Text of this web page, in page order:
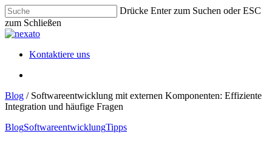
Skip
to
main
Drücke Enter zum Suchen oder ESC
zum Schließen
Close
Menu
Kontaktiere uns
Blog / Softwareentwicklung mit externen Komponenten: Effiziente
Integration und häufige Fragen
BlogSoftwareentwicklungTipps